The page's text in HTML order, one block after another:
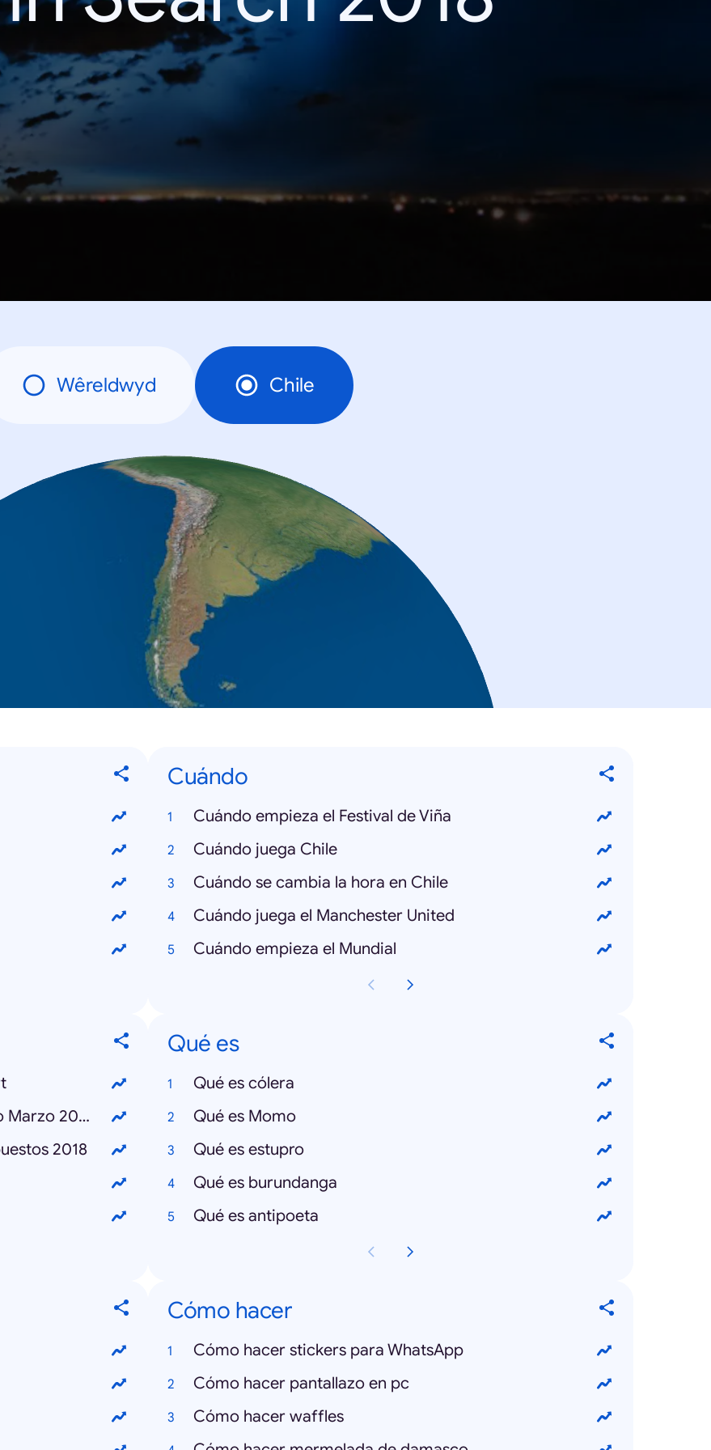
Wêreldwyd Chile
Cuándo
Cuándo empieza el Festival de Viña
Cuándo juega Chile
Cuándo se cambia la hora en Chile
Cuándo juega el Manchester United
Cuándo empieza el Mundial
Cómo saber si soy beneficiaria del Bono Marzo 2018
2018
Qué es
Qué es cólera
Qué es Momo
Qué es estupro
Qué es burundanga
Qué es antipoeta
Cómo hacer
Cómo hacer stickers para WhatsApp
Cómo hacer pantallazo en pc
Cómo hacer waffles